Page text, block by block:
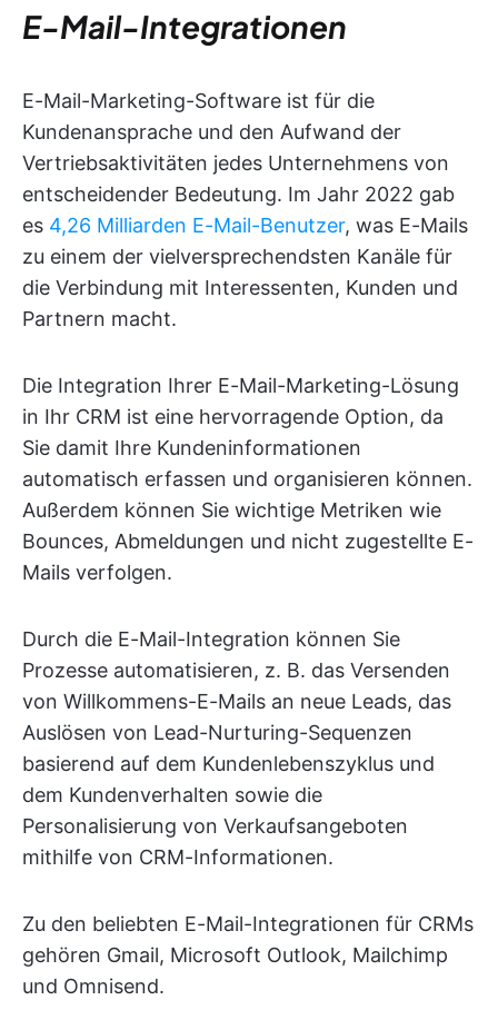
E-Mail-Integrationen
E-Mail-Marketing-Software ist für die
Kundenansprache und den Aufwand der
Vertriebsaktivitäten jedes Unternehmens von
entscheidender Bedeutung. Im Jahr 2022 gab
es 4,26 Milliarden E-Mail-Benutzer, was E-Mails
zu einem der vielversprechendsten Kanäle für
die Verbindung mit Interessenten, Kunden und
Partnern macht.
Die Integration Ihrer E-Mail-Marketing-Lösung
in Ihr CRM ist eine hervorragende Option, da
Sie damit Ihre Kundeninformationen
automatisch erfassen und organisieren können.
Außerdem können Sie wichtige Metriken wie
Bounces, Abmeldungen und nicht zugestellte E-
Mails verfolgen.
Durch die E-Mail-Integration können Sie
Prozesse automatisieren, z. B. das Versenden
von Willkommens-E-Mails an neue Leads, das
Auslösen von Lead-Nurturing-Sequenzen
basierend auf dem Kundenlebenszyklus und
dem Kundenverhalten sowie die
Personalisierung von Verkaufsangeboten
mithilfe von CRM-Informationen.
Zu den beliebten E-Mail-Integrationen für CRMs
gehören Gmail, Microsoft Outlook, Mailchimp
und Omnisend.